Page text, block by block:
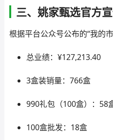
三、姚家甄选官方
根据平台公众号公布的“我的市
总业绩：¥127,213.40
3盒装销量：766盒
990礼包（100盒）：58
100盒批发：18盒